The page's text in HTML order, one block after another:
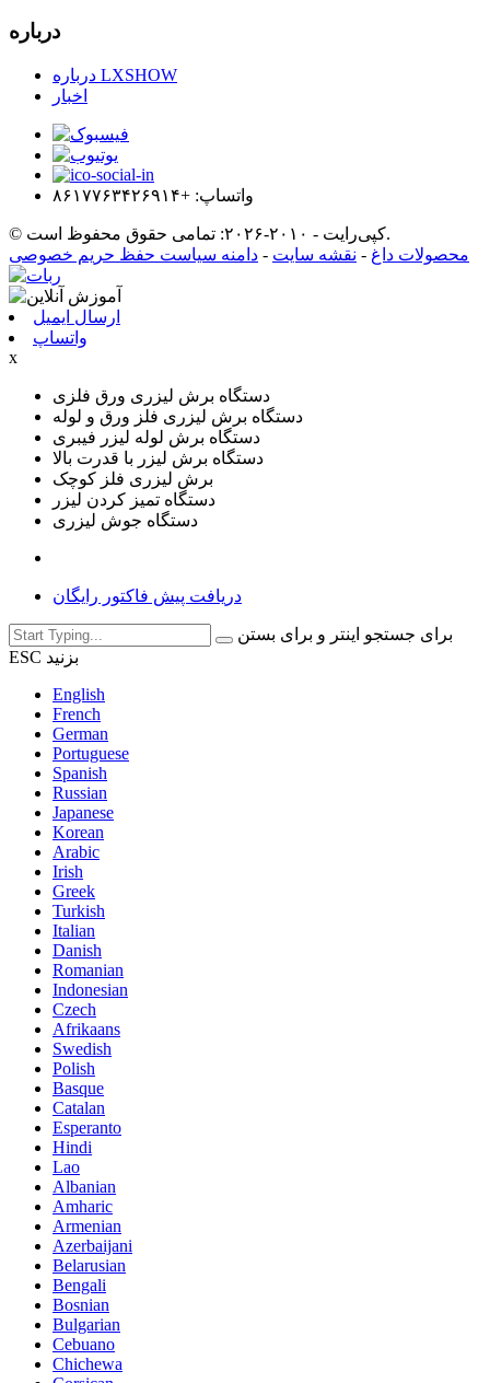
درباره
درباره LXSHOW
اخبار
واتساپ: +۸۶۱۷۷۶۳۴۲۶۹۱۴
© کپی‌رایت - ۲۰۱۰-۲۰۲۶: تمامی حقوق محفوظ است.
محصولات داغ - نقشه سایت - دامنه سیاست حفظ حریم خصوصی
ارسال ایمیل
واتساپ
x
دستگاه برش لیزری ورق فلزی
دستگاه برش لیزری فلز ورق و لوله
دستگاه برش لوله لیزر فیبری
دستگاه برش لیزر با قدرت بالا
برش لیزری فلز کوچک
دستگاه تمیز کردن لیزر
دستگاه جوش لیزری
دریافت پیش فاکتور رایگان
برای جستجو اینتر و برای بستن
ESC بزنید
English
French
German
Portuguese
Spanish
Russian
Japanese
Korean
Arabic
Irish
Greek
Turkish
Italian
Danish
Romanian
Indonesian
Czech
Afrikaans
Swedish
Polish
Basque
Catalan
Esperanto
Hindi
Lao
Albanian
Amharic
Armenian
Azerbaijani
Belarusian
Bengali
Bosnian
Bulgarian
Cebuano
Chichewa